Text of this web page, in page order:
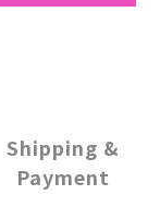
Shipping &
Payment